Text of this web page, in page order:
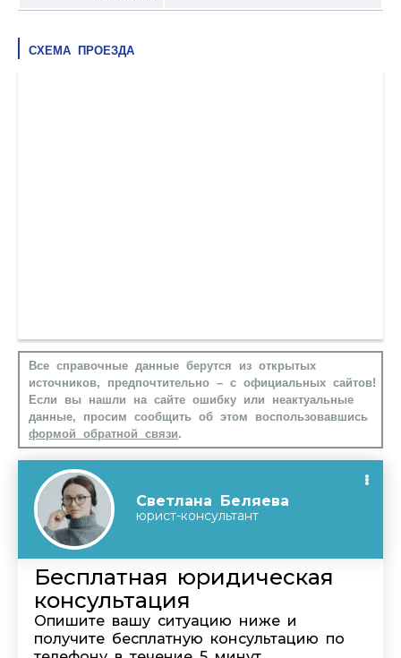
СХЕМА ПРОЕЗДА
Все справочные данные берутся из открытых
источников, предпочтительно – с официальных сайтов!
Если вы нашли на сайте ошибку или неактуальные
данные, просим сообщить об этом воспользовавшись
формой обратной связи.